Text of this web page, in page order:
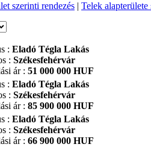
szerinti rendezés
Telek alapterülete
: Eladó Tégla Lakás
: Székesfehérvár
ár : 51 000 000 HUF
: Eladó Tégla Lakás
: Székesfehérvár
ár : 85 900 000 HUF
: Eladó Tégla Lakás
: Székesfehérvár
ár : 66 900 000 HUF